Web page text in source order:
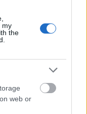
my
the
web or